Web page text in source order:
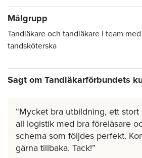
Målgrupp
Tandläkare och tandläkare i team
tandsköterska
Sagt om Tandläkarförbundets
Mycket bra utbildning, ett stort
all logistik med bra föreläsare
schema som följdes perfekt.
gärna tillbaka. Tack!